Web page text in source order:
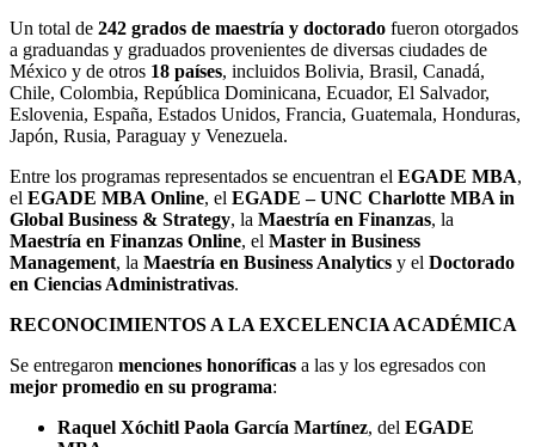
Un total de 242 grados de maestría y doctorado fueron otorgados
a graduandas y graduados provenientes de diversas ciudades de
México y de otros 18 países, incluidos Bolivia, Brasil, Canadá,
Chile, Colombia, República Dominicana, Ecuador, El Salvador,
Eslovenia, España, Estados Unidos, Francia, Guatemala, Honduras,
Japón, Rusia, Paraguay y Venezuela.
Entre los programas representados se encuentran el EGADE MBA,
el EGADE MBA Online, el EGADE – UNC Charlotte MBA in
Global Business & Strategy, la Maestría en Finanzas, la
Maestría en Finanzas Online, el Master in Business
Management, la Maestría en Business Analytics y el Doctorado
en Ciencias Administrativas.
RECONOCIMIENTOS A LA EXCELENCIA ACADÉMICA
Se entregaron menciones honoríficas a las y los egresados con
mejor promedio en su programa:
Raquel Xóchitl Paola García Martínez, del EGADE